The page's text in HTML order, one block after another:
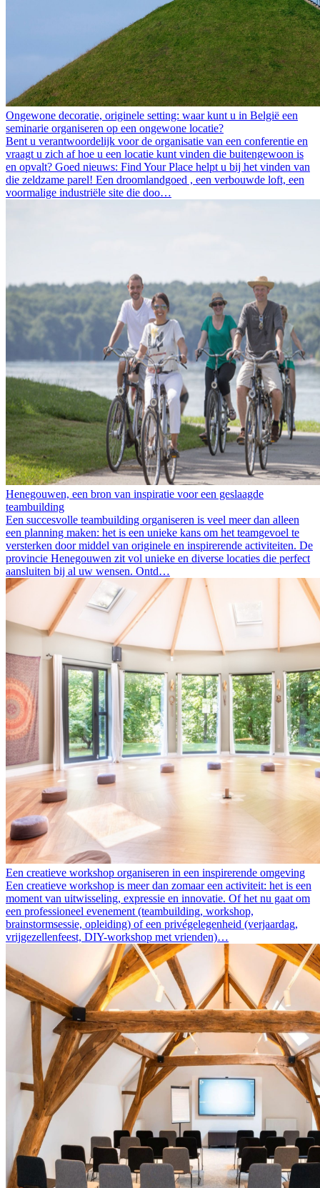
Ongewone decoratie, originele setting: waar kunt u in België een
seminarie organiseren op een ongewone locatie?
Bent u verantwoordelijk voor de organisatie van een conferentie en
vraagt u zich af hoe u een locatie kunt vinden die buitengewoon is
en opvalt? Goed nieuws: Find Your Place helpt u bij het vinden van
die zeldzame parel! Een droomlandgoed , een verbouwde loft, een
voormalige industriële site die doo…
Henegouwen, een bron van inspiratie voor een geslaagde
teambuilding
Een succesvolle teambuilding organiseren is veel meer dan alleen
een planning maken: het is een unieke kans om het teamgevoel te
versterken door middel van originele en inspirerende activiteiten. De
provincie Henegouwen zit vol unieke en diverse locaties die perfect
aansluiten bij al uw wensen. Ontd…
Een creatieve workshop organiseren in een inspirerende omgeving
Een creatieve workshop is meer dan zomaar een activiteit: het is een
moment van uitwisseling, expressie en innovatie. Of het nu gaat om
een professioneel evenement (teambuilding, workshop,
brainstormsessie, opleiding) of een privégelegenheid (verjaardag,
vrijgezellenfeest, DIY-workshop met vrienden)…